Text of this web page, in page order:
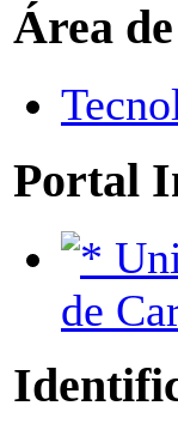
Área
Portal
de